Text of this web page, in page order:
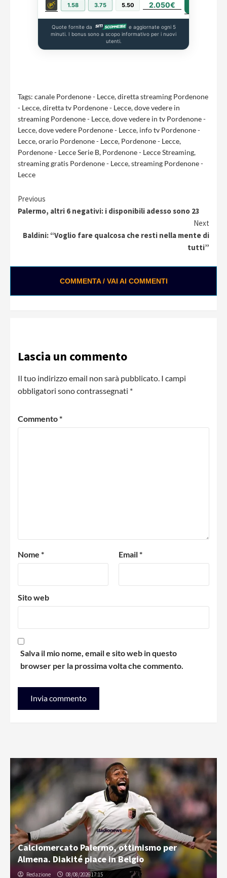
1.58 3.75 5.50 2.050€
Quote fornite da
e aggiornate ogni 5
minuti. I bonus sono a scopo informativo per i nuovi
utenti.
Tags: canale Pordenone - Lecce,diretta streaming Pordenone
- Lecce,diretta tv Pordenone - Lecce,dove vedere in
streaming Pordenone - Lecce,dove vedere in tv Pordenone -
Lecce,dove vedere Pordenone - Lecce, info tv Pordenone -
Lecce,orario Pordenone - Lecce, Pordenone - Lecce,
Pordenone - Lecce Serie B, Pordenone - Lecce Streaming,
streaming gratis Pordenone - Lecce,streaming Pordenone -
Lecce
Continue
Reading
Previous
Palermo, altri 6 negativi: i disponibili adesso sono 23
Next
Baldini: “Voglio fare qualcosa che resti nella mente di
tutti”
COMMENTA / VAI AI COMMENTI
Lascia un commento
Il tuo indirizzo email non sarà pubblicato. I campi
obbligatori sono contrassegnati *
Commento*
Nome * Email*
Sito web
Salva il mio nome, email e sito web in questo
browser per la prossima volta che commento.
Calciomercato Palermo, ottimismo per
Almena. Diakité piace in Belgio
Redazione 08/08/2026 17:15